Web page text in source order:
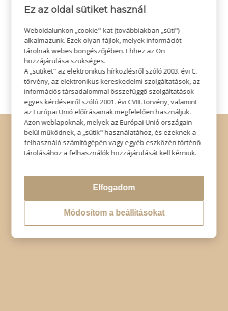
© Copyright - Szabó Imre Hair & Beauty
Impresszum| Adatkezelési tájékoztató Elállás
Ez az oldal sütiket használ
Weboldalunkon „cookie"-kat (továbbiakban „süti")
alkalmazunk. Ezek olyan fájlok, melyek információt
tárolnak webes böngészőjében. Ehhez az Ön
hozzájárulása szükséges.
A „sütiket" az elektronikus hírközlésről szóló 2003. évi C.
törvény, az elektronikus kereskedelmi szolgáltatások, az
információs társadalommal összefüggő szolgáltatások
egyes kérdéseiről szóló 2001. évi CVIII. törvény, valamint
az Európai Unió előírásainak megfelelően használjuk.
Azon weblapoknak, melyek az Európai Unió országain
belül működnek, a „sütik" használatához, és ezeknek a
felhasználó számítógépén vagy egyéb eszközén történő
tárolásához a felhasználók hozzájárulását kell kérniük.
Elfogadom
Módosítom a beállításokat